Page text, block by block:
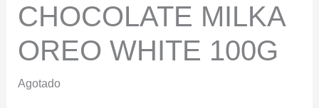
CHOCOLATE MILKA
OREO WHITE 100G
Agotado